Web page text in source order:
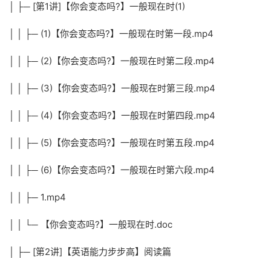
│ ├─ [第1讲]【你会变态吗?】一般现在时(1)
│ │ ├─ (1)【你会变态吗?】一般现在时第一段.mp4
│ │ ├─ (2)【你会变态吗?】一般现在时第二段.mp4
│ │ ├─ (3)【你会变态吗?】一般现在时第三段.mp4
│ │ ├─ (4)【你会变态吗?】一般现在时第四段.mp4
│ │ ├─ (5)【你会变态吗?】一般现在时第五段.mp4
│ │ ├─ (6)【你会变态吗?】一般现在时第六段.mp4
│ │ ├─ 1.mp4
│ │ └─ 【你会变态吗?】一般现在时.doc
│ ├─ [第2讲]【英语能力步步高】阅读篇